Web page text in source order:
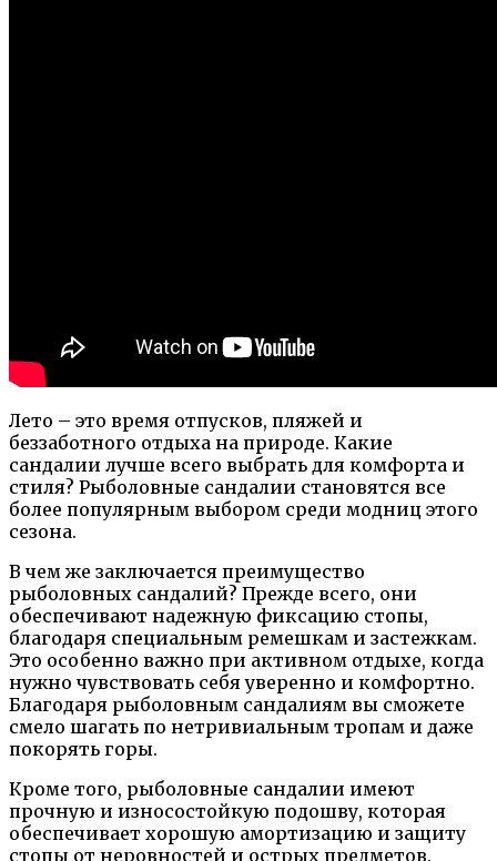
Лето – это время отпусков, пляжей и
беззаботного отдыха на природе. Какие
сандалии лучше всего выбрать для комфорта и
стиля? Рыболовные сандалии становятся все
более популярным выбором среди модниц этого
сезона.
В чем же заключается преимущество
рыболовных сандалий? Прежде всего, они
обеспечивают надежную фиксацию стопы,
благодаря специальным ремешкам и застежкам.
Это особенно важно при активном отдыхе, когда
нужно чувствовать себя уверенно и комфортно.
Благодаря рыболовным сандалиям вы сможете
смело шагать по нетривиальным тропам и даже
покорять горы.
Кроме того, рыболовные сандалии имеют
прочную и износостойкую подошву, которая
обеспечивает хорошую амортизацию и защиту
стопы от неровностей и острых предметов.